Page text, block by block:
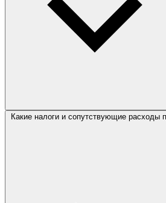
Какие налоги и сопутствующие расходы